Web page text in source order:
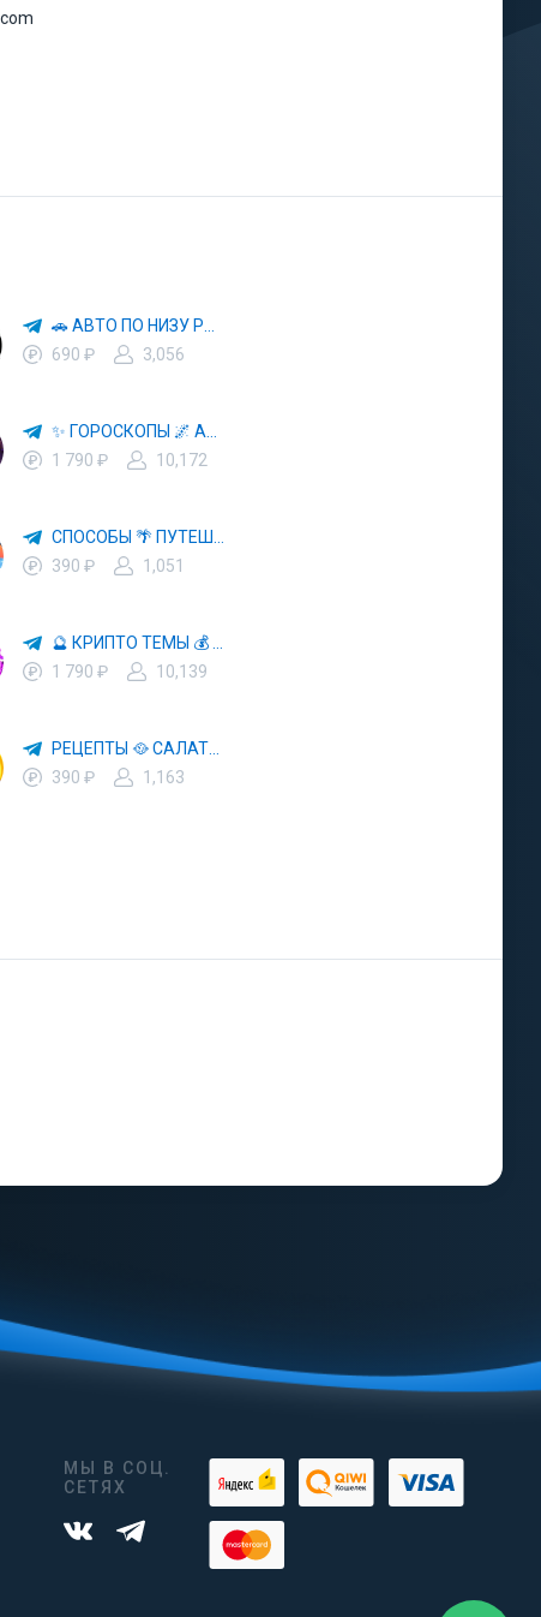
690 ₽
3,056
1 790 ₽
10,172
390 ₽
1,051
1 790 ₽
10,139
390 ₽
1,163
МЫ В СОЦ.
СЕТЯХ